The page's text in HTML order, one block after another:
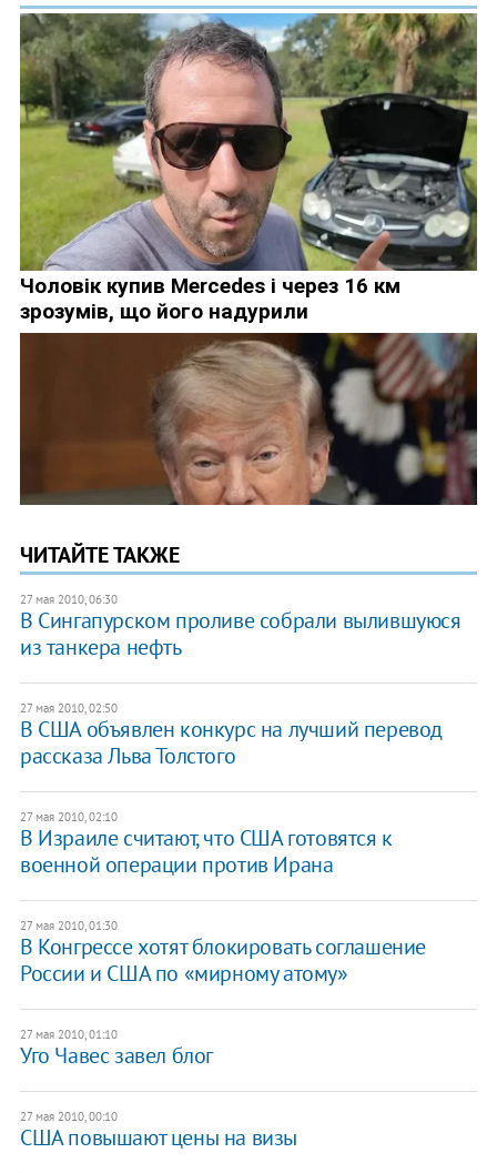
ЧИТАЙТЕ ТАКЖЕ
27 мая 2010, 06:30
В Сингапурском проливе собрали вылившуюся
из танкера нефть
27 мая 2010, 02:50
В США объявлен конкурс на лучший перевод
рассказа Льва Толстого
27 мая 2010, 02:10
В Израиле считают, что США готовятся к
военной операции против Ирана
27 мая 2010, 01:30
В Конгрессе хотят блокировать соглашение
России и США по «мирному атому»
27 мая 2010, 01:10
Уго Чавес завел блог
27 мая 2010, 00:10
США повышают цены на визы